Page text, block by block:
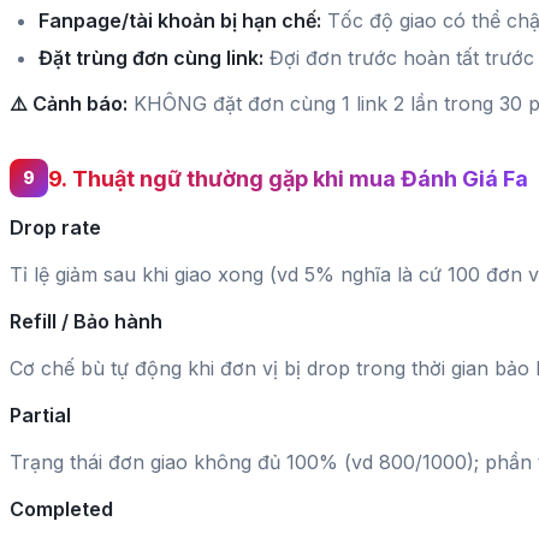
Fanpage/tài khoản bị hạn chế: Tốc độ giao có thể
Đặt trùng đơn cùng link: Đợi đơn trước hoàn tất
⚠️ Cảnh báo: KHÔNG đặt đơn cùng 1 link 2 lần trong
9. Thuật ngữ thường gặp khi mua Đánh Giá
Drop rate
Tỉ lệ giảm sau khi giao xong (vd 5% nghĩa là cứ 100 đơn
Refill / Bảo hành
Cơ chế bù tự động khi đơn vị bị drop trong thời gian bảo
Partial
Trạng thái đơn giao không đủ 100% (vd 800/1000);
Completed